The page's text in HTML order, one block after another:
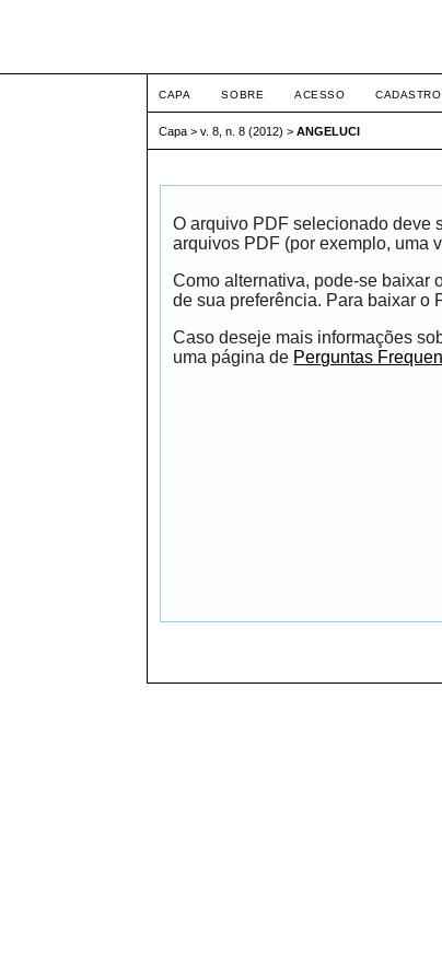
CAPA SOBRE ACESSO CADASTRO
Capa >v. 8, n. 8 (2012) >ANGELUCI
O arquivo PDF selecionado deve
arquivos PDF (por exemplo, uma
Como alternativa, pode-se baixar
de sua preferência. Para baixar o
Caso deseje mais informações
uma página de Perguntas